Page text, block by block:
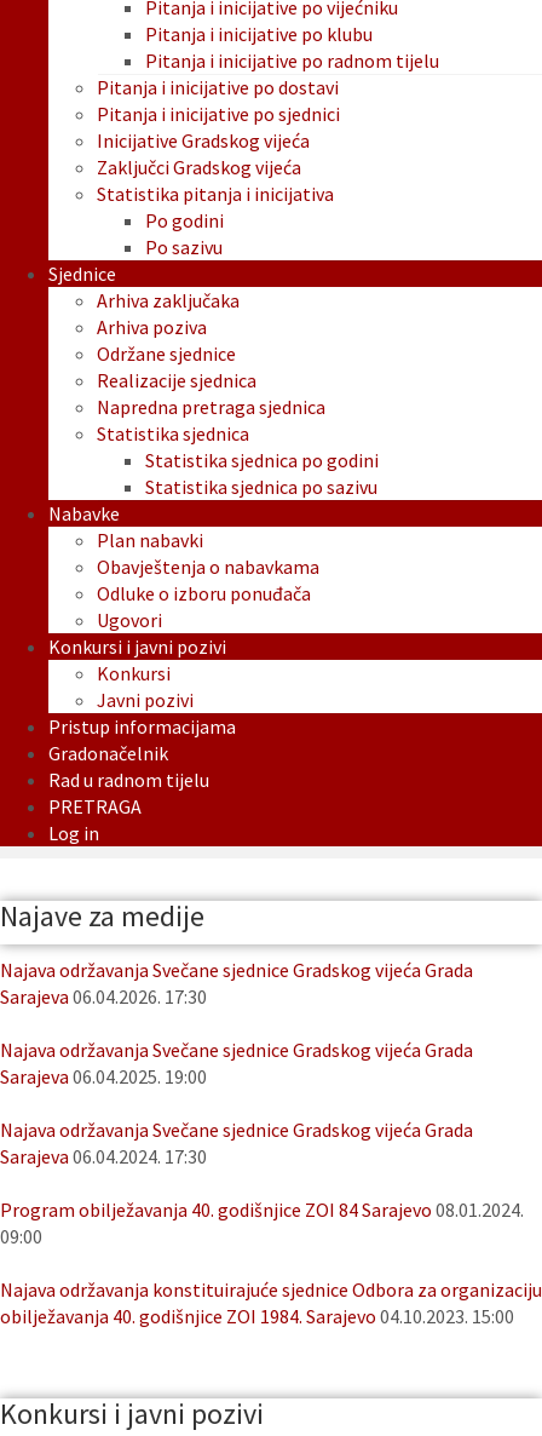
Pitanja i inicijative po vijećniku
Pitanja i inicijative po klubu
Pitanja i inicijative po radnom tijelu
Pitanja i inicijative po dostavi
Pitanja i inicijative po sjednici
Inicijative Gradskog vijeća
Zaključci Gradskog vijeća
Statistika pitanja i inicijativa
Po godini
Po sazivu
Sjednice
Arhiva zaključaka
Arhiva poziva
Održane sjednice
Realizacije sjednica
Napredna pretraga sjednica
Statistika sjednica
Statistika sjednica po godini
Statistika sjednica po sazivu
Nabavke
Plan nabavki
Obavještenja o nabavkama
Odluke o izboru ponuđača
Ugovori
Konkursi i javni pozivi
Konkursi
Javni pozivi
Pristup informacijama
Gradonačelnik
Rad u radnom tijelu
PRETRAGA
Log in
Najave za medije
Najava održavanja Svečane sjednice Gradskog vijeća Grada
Sarajeva 06.04.2026. 17:30
Najava održavanja Svečane sjednice Gradskog vijeća Grada
Sarajeva 06.04.2025. 19:00
Najava održavanja Svečane sjednice Gradskog vijeća Grada
Sarajeva 06.04.2024. 17:30
Program obilježavanja 40. godišnjice ZOI 84 Sarajevo 08.01.2024.
09:00
Najava održavanja konstituirajuće sjednice Odbora za organizaciju
obilježavanja 40. godišnjice ZOI 1984. Sarajevo 04.10.2023. 15:00
Konkursi i javni pozivi